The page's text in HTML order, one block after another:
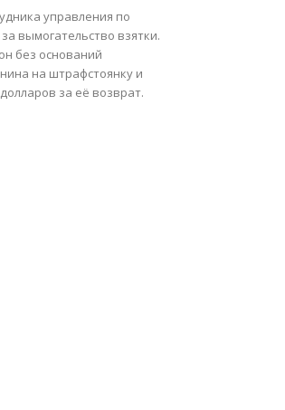
управления по
вымогательство взятки.
без оснований
на штрафстоянку и
за её возврат.